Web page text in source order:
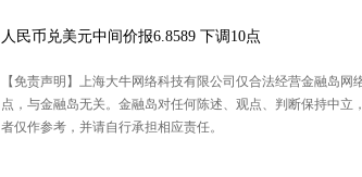
人民币兑美元中间价报6.8589 下调10点
【免责声明】上海大牛网络科技有限公司仅合法经营金融岛
点，与金融岛无关。金融岛对任何陈述、观点、判断保持中
者仅作参考，并请自行承担相应责任。